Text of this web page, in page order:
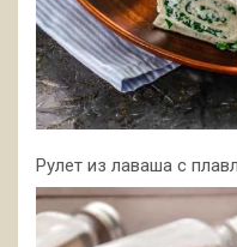
Рулет из лаваша с